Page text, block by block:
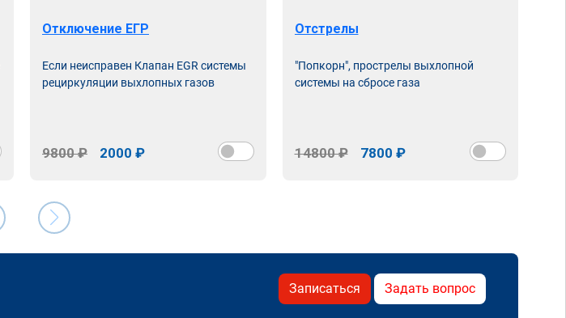
Отключение ЕГР
Если неисправен Клапан EGR системы
рециркуляции выхлопных газов
9800 ₽ 2000 ₽
Отстрелы
"Попкорн", прострелы выхлопной
системы на сбросе газа
14800 ₽ 7800 ₽
Записаться Задать вопрос